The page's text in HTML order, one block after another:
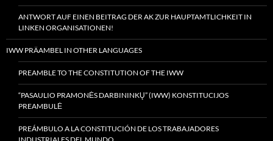
ANTWORT AUF EINEN BEITRAG DER AK ZUR HAUPTAMTLICHKEIT IN
LINKEN ORGANISATIONEN!
IWW PRÄAMBEL IN OTHER LANGUAGES
PREAMBLE TO THE CONSTITUTION OF THE IWW
“PASAULIO PRAMONĖS DARBININKŲ” (IWW) KONSTITUCIJOS
PREAMBULĖ
PREÁMBULO A LA CONSTITUCIÓN DE LOS TRABAJADORES